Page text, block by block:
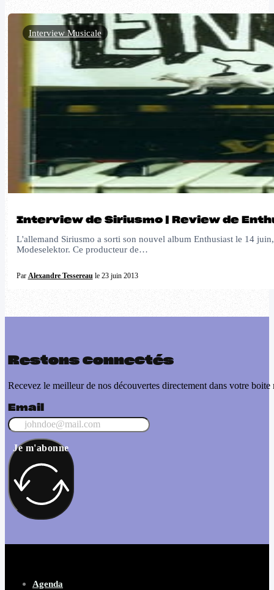
Interview de Siriusmo | Review de
L'allemand Siriusmo a sorti son nouvel album Enthusiast le 14
Modeselektor. Ce producteur de…
Par Alexandre Tessereaule 23 juin 2013
Interview Musicale
Restons connectés
Recevez le meilleur de nos découvertes directement dans votre boite
Email
Je m'abonne
Agenda